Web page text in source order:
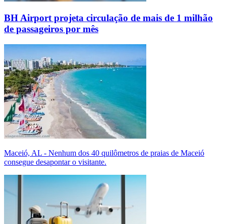
BH Airport projeta circulação de mais de 1 milhão
de passageiros por mês
Maceió, AL - Nenhum dos 40 quilômetros de praias de Maceió
consegue desapontar o visitante.